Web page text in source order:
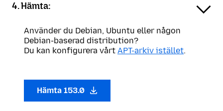
4. Hämta:
Använder du Debian, Ubuntu eller någon
Debian-baserad distribution?
Du kan konfigurera vårt APT-arkiv istället.
Hämta 153.0